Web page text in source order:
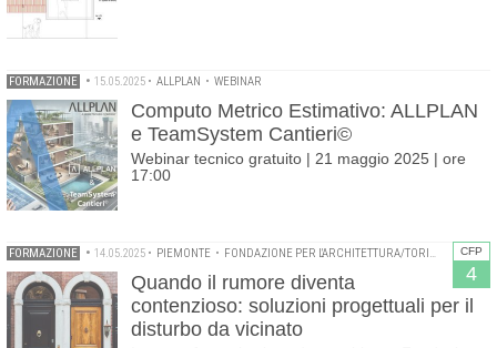
FORMAZIONE • 15.05.2025 • ALLPLAN • WEBINAR
Computo Metrico Estimativo: ALLPLAN
e TeamSystem Cantieri©
Webinar tecnico gratuito | 21 maggio 2025 | ore
17:00
CFP
4
FORMAZIONE • 14.05.2025 • PIEMONTE • FONDAZIONE PER L'ARCHITETTURA/TORINO
Quando il rumore diventa
contenzioso: soluzioni progettuali per il
disturbo da vicinato